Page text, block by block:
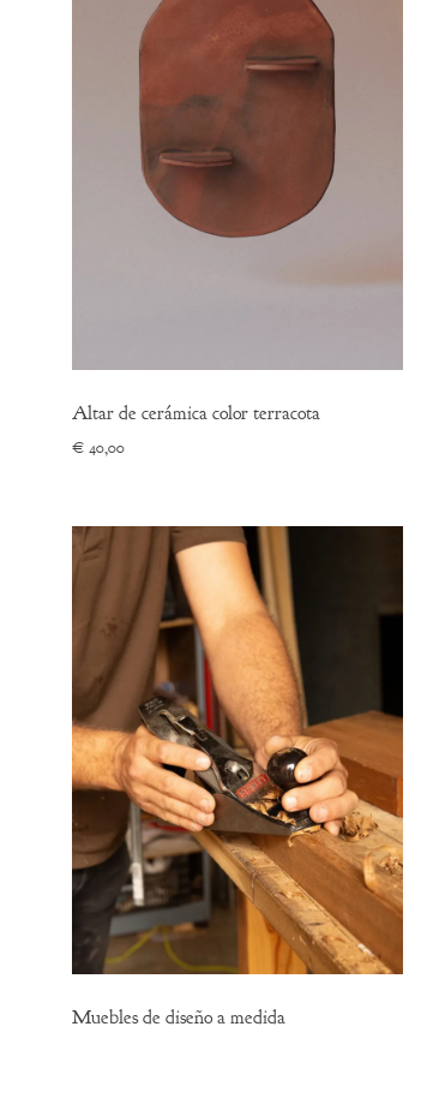
Altar de cerámica color terracota
€ 40,00
Muebles de diseño a medida